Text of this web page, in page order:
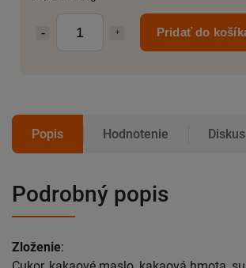
Pridať do
Popis Hodnotenie
Podrobný popis
Zloženie: